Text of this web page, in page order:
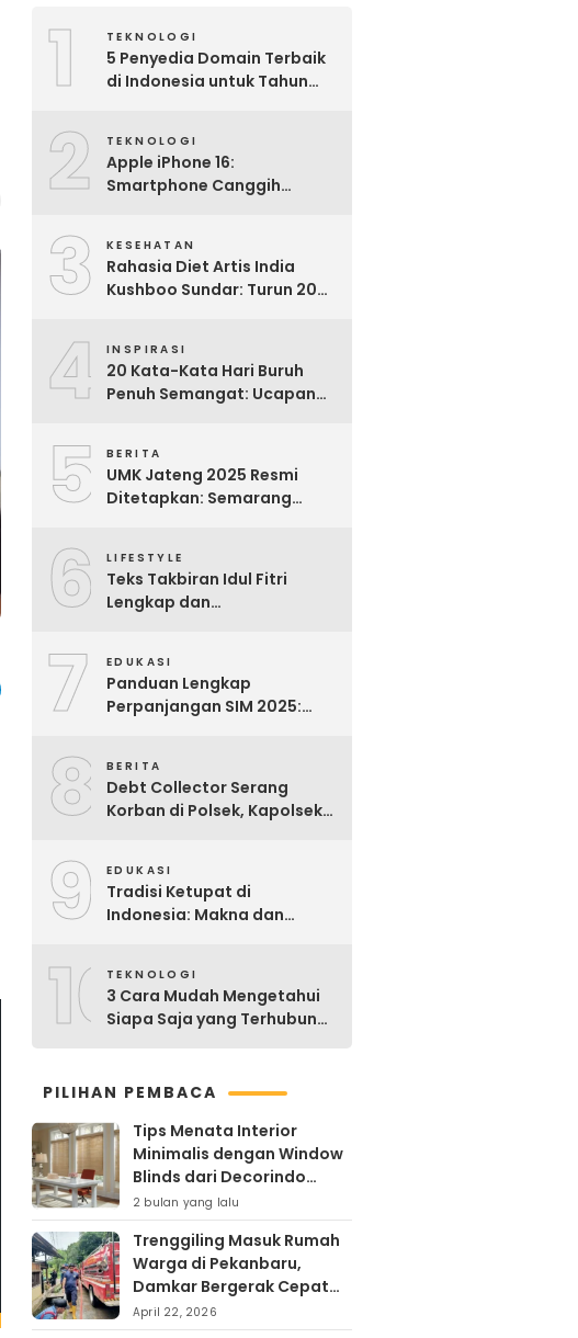
1 TEKNOLOGI
5 Penyedia Domain Terbaik
di Indonesia untuk Tahun
2 TEKNOLOGI
Apple iPhone 16:
Smartphone Canggih
3 KESEHATAN
Rahasia Diet Artis India
Kushboo Sundar: Turun 20
4 INSPIRASI
20 Kata-Kata Hari Buruh
Penuh Semangat: Ucapan
5 BERITA
UMK Jateng 2025 Resmi
Ditetapkan: Semarang
6 LIFESTYLE
Teks Takbiran Idul Fitri
Lengkap dan
7 EDUKASI
Panduan Lengkap
Perpanjangan SIM 2025:
8 BERITA
Debt Collector Serang
Korban di Polsek, Kapolsek
9 EDUKASI
Tradisi Ketupat di
Indonesia: Makna dan
10TEKNOLOGI
3 Cara Mudah Mengetahui
Siapa Saja yang Terhubung
PILIHAN PEMBACA
Tips Menata Interior
Minimalis dengan Window
Blinds dari Decorindo
Perkasa
2 bulan yang lalu
Trenggiling Masuk Rumah
Warga di Pekanbaru,
Damkar Bergerak Cepat
Lakukan Evakuasi Aman
April 22, 2026